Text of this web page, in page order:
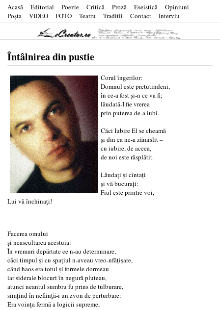
Acasă Editorial Poezie Critică Proză Eseistică
Opiniuni
Poşta
VIDEO FOTO Teatru Traditii Contact Interviu
Întâlnirea din pustie
Corul îngerilor:
Domnul este pretutindeni,
în ce-a fost şi-n ce va fi;
lăudată-I fie vrerea
prin puterea de-a iubi.
Căci Iubire El se cheamă
şi din ea ne-a zămislit –
cu iubire, de aceea,
de noi este răsplătit.
Lăudaţi şi cîntaţi
şi vă bucuraţi:
Fiul este printre voi,
Lui vă închinaţi!
Facerea omului
şi neascultarea acestuia:
În vremuri depărtate ce n-au determinare,
căci timpul şi cu spaţiul n-aveau vreo-nfăţişare,
când haos era totul şi formele dormeau
iar siderale blocuri în negură pluteau,
atunci neantul sumbru fu prins de tulburare,
simţind în nefiinţă-i un zvon de perturbare:
Era voinţa fermă a logicii supreme,